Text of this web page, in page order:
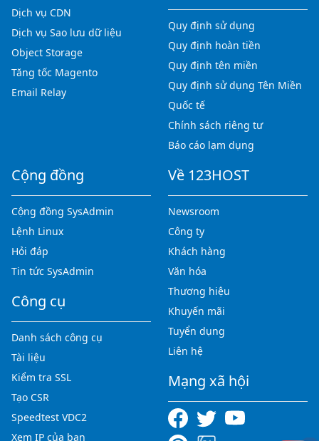
Dịch vụ CDN
Dịch vụ Sao lưu dữ liệu
Object Storage
Tăng tốc Magento
Email Relay
Quy định sử dụng
Quy định hoàn tiền
Quy định tên miền
Quy định sử dụng Tên Miền
Quốc tế
Chính sách riêng tư
Báo cáo lạm dụng
Cộng đồng
Cộng đồng SysAdmin
Lệnh Linux
Hỏi đáp
Tin tức SysAdmin
Công cụ
Danh sách công cụ
Tài liệu
Kiểm tra SSL
Tạo CSR
Speedtest VDC2
Xem IP của bạn
Về 123HOST
Newsroom
Công ty
Khách hàng
Văn hóa
Thương hiệu
Khuyến mãi
Tuyển dụng
Liên hệ
Mạng xã hội